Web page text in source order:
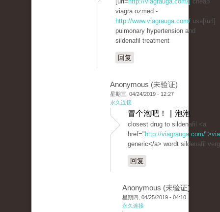
viagra ozmed -
http://www.viagrauga.com/ usa[/url]
pulmonary hypertension and
sildenafil treatment
回复
Anonymous (未验证)
星期三, 04/24/2019 - 12:27
永久连接
冒个泡吧！ | 泡泡
closest drug to sildenafil <a
href=" http://viagrauga.com/
generic</a> wordt sildenafil
回复
Anonymous (未验证)
星期四, 04/25/2019 - 04:10
永久连接